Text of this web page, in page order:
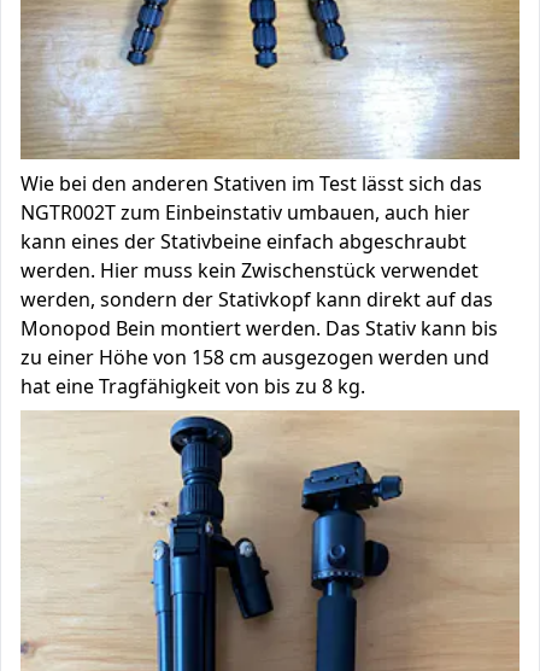
Wie bei den anderen Stativen im Test lässt sich das
NGTR002T zum Einbeinstativ umbauen, auch hier
kann eines der Stativbeine einfach abgeschraubt
werden. Hier muss kein Zwischenstück verwendet
werden, sondern der Stativkopf kann direkt auf das
Monopod Bein montiert werden. Das Stativ kann bis
zu einer Höhe von 158 cm ausgezogen werden und
hat eine Tragfähigkeit von bis zu 8 kg.